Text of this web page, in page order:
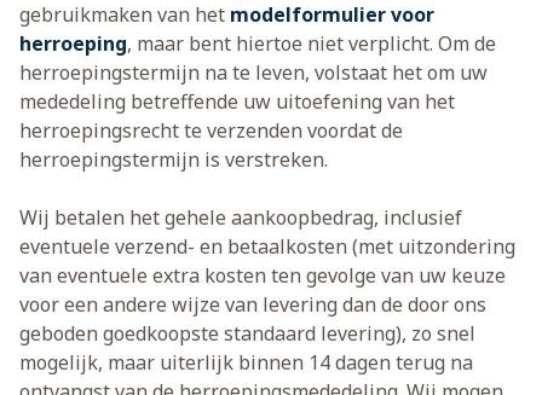
gebruikmaken van het modelformulier voor
herroeping, maar bent hiertoe niet verplicht. Om de
herroepingstermijn na te leven, volstaat het om uw
mededeling betreffende uw uitoefening van het
herroepingsrecht te verzenden voordat de
herroepingstermijn is verstreken.
Wij betalen het gehele aankoopbedrag, inclusief
eventuele verzend- en betaalkosten (met uitzondering
van eventuele extra kosten ten gevolge van uw keuze
voor een andere wijze van levering dan de door ons
geboden goedkoopste standaard levering), zo snel
mogelijk, maar uiterlijk binnen 14 dagen terug na